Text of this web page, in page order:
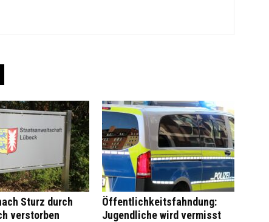
Sturz durch
verstorben
Öffentlichkeitsfahndung:
Jugendliche wird vermisst